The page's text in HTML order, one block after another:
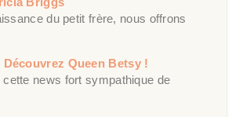
du petit frère, nous offrons
Queen Betsy !
news fort sympathique de